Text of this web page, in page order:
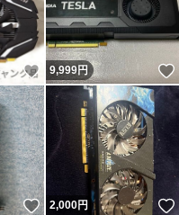
いいね！
9,999円
いいね！
2,000円